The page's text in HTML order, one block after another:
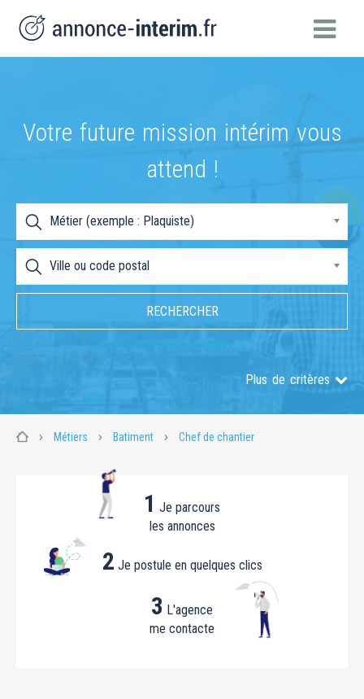
Votre future mission intérim vous
attend !
Métier (exemple : Plaquiste)
Ville ou code postal
Plus de critères
Métiers Batiment Chef de chantier
1 Je parcours
les annonces
2 Je postule en quelques clics
3 L'agence
me contacte